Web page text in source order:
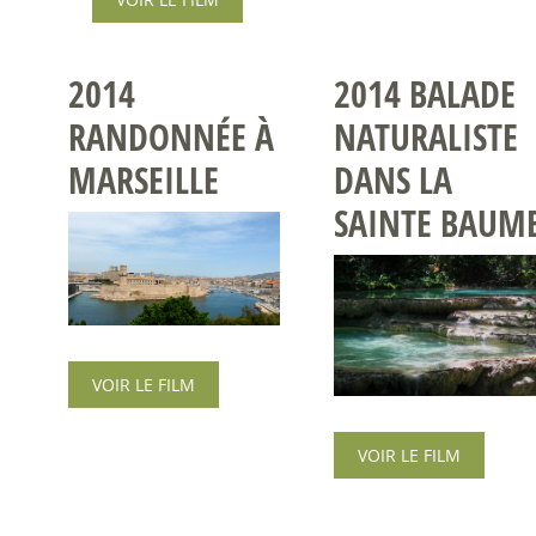
2014
RANDONNÉE À
MARSEILLE
VOIR LE FILM
2014 BALADE
NATURALISTE
DANS LA
SAINTE
VOIR LE FILM